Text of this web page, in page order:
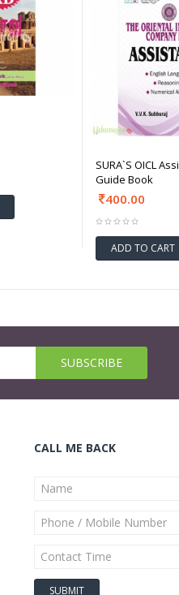
SURA`S OICL
Guide Book
400.00
ADD TO CART
CALL ME BACK